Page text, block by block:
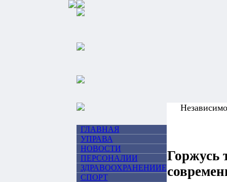
ГЛАВНАЯ
УПРАВА
НОВОСТИ
ПЕРСОНАЛИИ
ЗДРАВООХРАНЕНИИЕ
СПОРТ
Горжусь